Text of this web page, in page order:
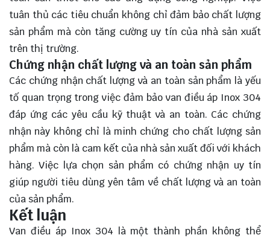
tuân thủ các tiêu chuẩn không chỉ đảm bảo chất lượng
sản phẩm mà còn tăng cường uy tín của nhà sản xuất
trên thị trường.
Chứng nhận chất lượng và an toàn sản phẩm
Các chứng nhận chất lượng và an toàn sản phẩm là yếu
tố quan trọng trong việc đảm bảo van điều áp Inox 304
đáp ứng các yêu cầu kỹ thuật và an toàn. Các chứng
nhận này không chỉ là minh chứng cho chất lượng sản
phẩm mà còn là cam kết của nhà sản xuất đối với khách
hàng. Việc
lựa chọn sản phẩm có chứng nhận uy tín
giúp người tiêu dùng yên tâm về chất lượng và an toàn
của sản phẩm.
Kết luận
Van điều áp Inox 304 là một thành phần không thể